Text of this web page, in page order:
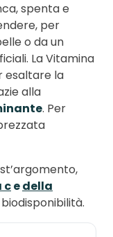
spenta e
per
o da un
La Vitamina
esaltare la
alla
. Per
cedella